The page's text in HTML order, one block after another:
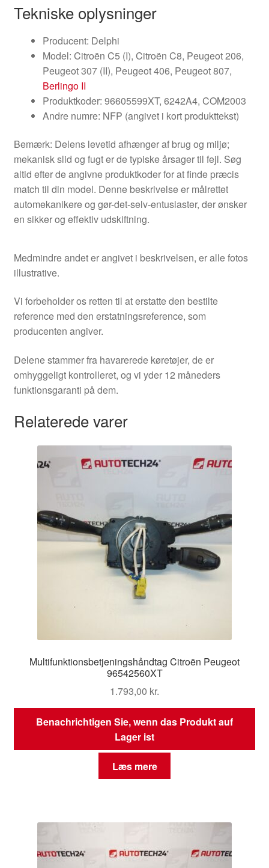
Tekniske oplysninger
Producent: Delphi
Model: Citroën C5 (I), Citroën C8, Peugeot 206,
Peugeot 307 (II), Peugeot 406, Peugeot 807,
Berlingo II
Produktkoder: 96605599XT, 6242A4, COM2003
Andre numre: NFP (angivet i kort produkttekst)
Bemærk: Delens levetid afhænger af brug og miljø;
mekanisk slid og fugt er de typiske årsager til fejl. Søg
altid efter de angivne produktkoder for at finde præcis
match til din model. Denne beskrivelse er målrettet
automekanikere og gør-det-selv-entusiaster, der ønsker
en sikker og effektiv udskiftning.
Medmindre andet er angivet i beskrivelsen, er alle fotos
illustrative.
Vi forbeholder os retten til at erstatte den bestilte
reference med den erstatningsreference, som
producenten angiver.
Delene stammer fra havarerede køretøjer, de er
omhyggeligt kontrolleret, og vi yder 12 måneders
funktionsgaranti på dem.
Relaterede varer
Multifunktionsbetjeningshåndtag Citroën Peugeot
96542560XT
1.793,00 kr.
Benachrichtigen Sie, wenn das Produkt auf
Lager ist
Læs mere